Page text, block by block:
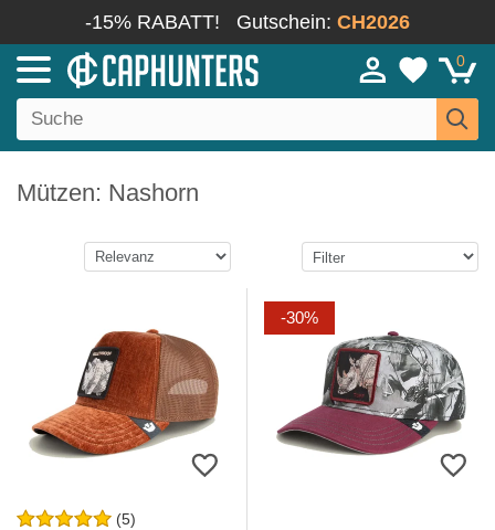
-15% RABATT! Gutschein: CH2026
0
Mützen: Nashorn
(5)
-30%